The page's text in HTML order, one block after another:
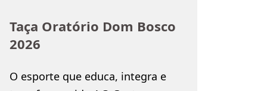
Taça Oratório Dom Bosco
2026
O esporte que educa, integra e